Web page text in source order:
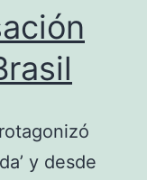
y desde